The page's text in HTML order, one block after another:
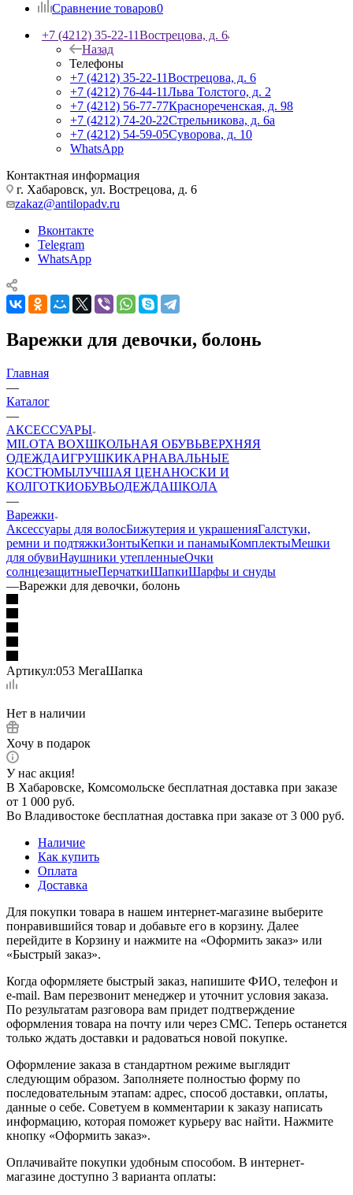
Сравнение товаров0
+7 (4212) 35-22-11Вострецова, д. 6
Назад
Телефоны
+7 (4212) 35-22-11Вострецова, д. 6
+7 (4212) 76-44-11Льва Толстого, д. 2
+7 (4212) 56-77-77Краснореченская, д. 98
+7 (4212) 74-20-22Стрельникова, д. 6а
+7 (4212) 54-59-05Суворова, д. 10
WhatsApp
Контактная информация
г. Хабаровск, ул. Вострецова, д. 6
zakaz@antilopadv.ru
Вконтакте
Telegram
WhatsApp
Варежки для девочки, болонь
Главная
—
Каталог
—
АКСЕССУАРЫ
MILOTA BOXШКОЛЬНАЯ ОБУВЬВЕРХНЯЯ
ОДЕЖДАИГРУШКИКАРНАВАЛЬНЫЕ
КОСТЮМЫЛУЧШАЯ ЦЕНАНОСКИ И
КОЛГОТКИОБУВЬОДЕЖДАШКОЛА
—
Варежки
Аксессуары для волосБижутерия и украшенияГалстуки,
ремни и подтяжкиЗонтыКепки и панамыКомплектыМешки
для обувиНаушники утепленныеОчки
солнцезащитныеПерчаткиШапкиШарфы и снуды
—Варежки для девочки, болонь
Артикул:053 МегаШапка
Нет в наличии
Хочу в подарок
У нас акция!
В Хабаровске, Комсомольске бесплатная доставка при заказе
от 1 000 руб.
Во Владивостоке бесплатная доставка при заказе от 3 000 руб.
Наличие
Как купить
Оплата
Доставка
Для покупки товара в нашем интернет-магазине выберите
понравившийся товар и добавьте его в корзину. Далее
перейдите в Корзину и нажмите на «Оформить заказ» или
«Быстрый заказ».
Когда оформляете быстрый заказ, напишите ФИО, телефон и
e-mail. Вам перезвонит менеджер и уточнит условия заказа.
По результатам разговора вам придет подтверждение
оформления товара на почту или через СМС. Теперь останется
только ждать доставки и радоваться новой покупке.
Оформление заказа в стандартном режиме выглядит
следующим образом. Заполняете полностью форму по
последовательным этапам: адрес, способ доставки, оплаты,
данные о себе. Советуем в комментарии к заказу написать
информацию, которая поможет курьеру вас найти. Нажмите
кнопку «Оформить заказ».
Оплачивайте покупки удобным способом. В интернет-
магазине доступно 3 варианта оплаты: